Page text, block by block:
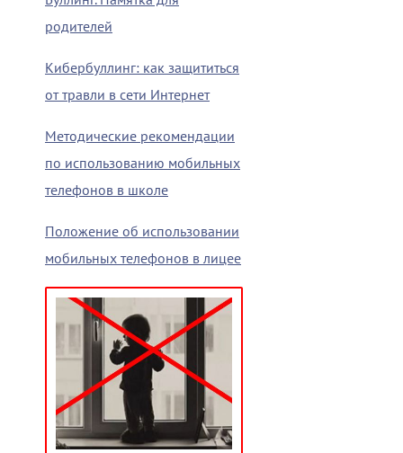
родителей
Кибербуллинг: как защититься
от травли в сети Интернет
Методические рекомендации
по использованию мобильных
телефонов в школе
Положение об использовании
мобильных телефонов в лицее